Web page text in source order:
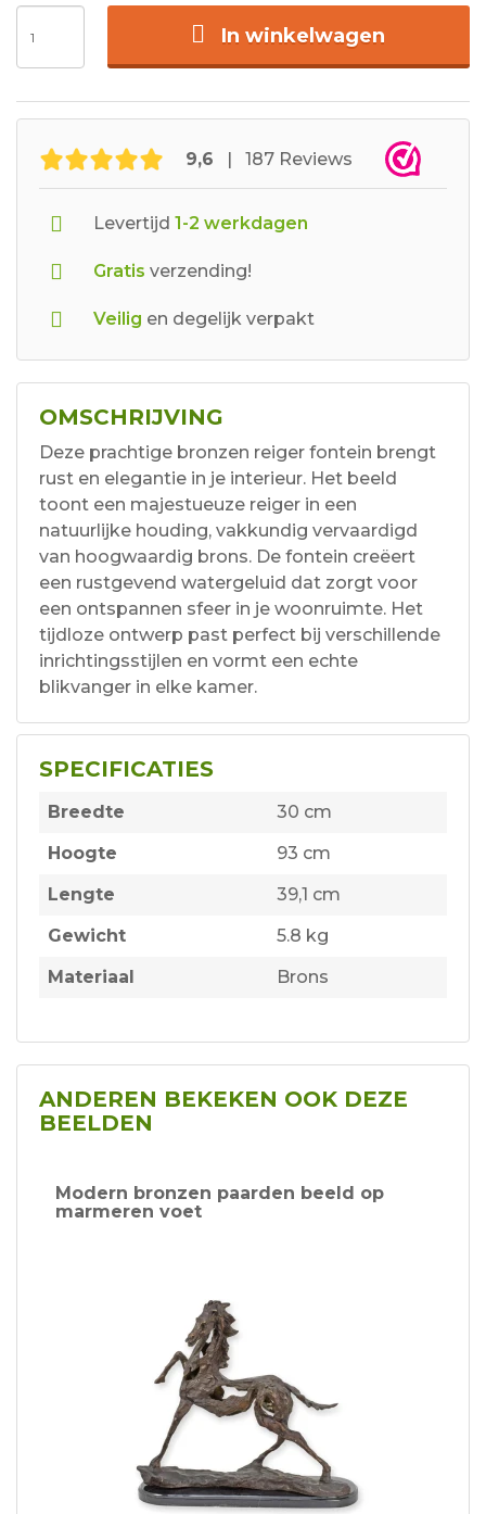
In winkelwagen
9,6 | 187 Reviews
Levertijd 1-2 werkdagen
Gratis verzending!
Veilig en degelijk verpakt
OMSCHRIJVING
Deze prachtige bronzen reiger fontein brengt
rust en elegantie in je interieur. Het beeld
toont een majestueuze reiger in een
natuurlijke houding, vakkundig vervaardigd
van hoogwaardig brons. De fontein creëert
een rustgevend watergeluid dat zorgt voor
een ontspannen sfeer in je woonruimte. Het
tijdloze ontwerp past perfect bij verschillende
inrichtingsstijlen en vormt een echte
blikvanger in elke kamer.
SPECIFICATIES
Breedte
30 cm
Hoogte
93 cm
Lengte
39,1 cm
Gewicht
5.8 kg
Materiaal
Brons
ANDEREN BEKEKEN OOK DEZE
BEELDEN
Modern bronzen paarden beeld op
marmeren voet